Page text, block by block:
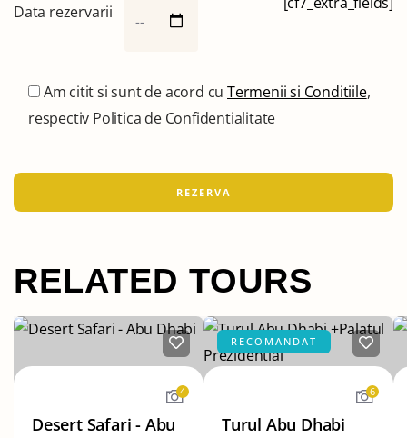
Data rezervarii
Am citit si sunt de acord cuTermenii si Conditiile,
respectiv Politica de Confidentialitate
RELATED TOURS
4
Desert Safari - Abu
RECOMANDAT
6
Turul Abu Dhabi